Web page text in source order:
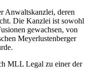
Anwaltskanzlei, deren
Die Kanzlei ist sowohl
gewachsen, von
Meyerlustenberger
MLL Legal zu einer der